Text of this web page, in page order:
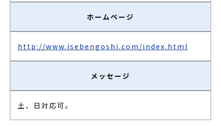
ホームページ
http://www.isebengoshi.com/index.html
メッセージ
土、日対応可。